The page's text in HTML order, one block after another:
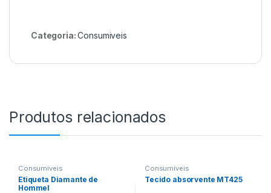
Categoria:Consumiveis
Produtos relacionados
Consumiveis
Etiqueta Diamante de
Hommel
Consumiveis
Tecido absorvente MT425